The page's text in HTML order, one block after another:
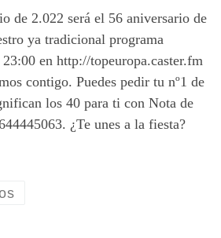
de 2.022 será el 56 aniversario de
ya tradicional programa
en http://topeuropa.caster.fm
contigo. Puedes pedir tu nº1 de
los 40 para ti con Nota de
¿Te unes a la fiesta?